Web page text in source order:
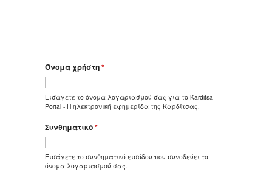
Όνομα χρήστη*
Εισάγετε το όνομα λογαριασμού σας για το Karditsa
Portal - Η ηλεκτρονική εφημερίδα της Καρδίτσας.
Συνθηματικό*
Εισάγετε το συνθηματικό εισόδου που συνοδεύει το
όνομα λογαριασμού σας.